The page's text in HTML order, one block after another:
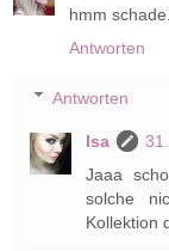
hmm
Antworten
Antworten
Isa
Jaaa
solche
Kollektion